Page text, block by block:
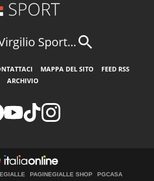
Sport...
MAPPA DEL SITO
FEED RSS
ARCHIVIO
PAGINEGIALLE SHOP
PGCASA